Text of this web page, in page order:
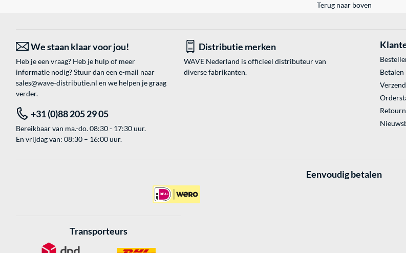
Terug naar boven
We staan klaar voor jou!
Heb je een vraag? Heb je hulp of meer
informatie nodig? Stuur dan een e-mail naar
sales@wave-distributie.nl en we helpen je graag
verder.
Distributie merken
WAVE Nederland is officieel distributeur van
diverse fabrikanten.
+31 (0)88 205 29 05
Bereikbaar van ma.-do. 08:30 - 17:30 uur.
En vrijdag van: 08:30 – 16:00 uur.
Betalen
Eenvoudig betalen
Transporteurs